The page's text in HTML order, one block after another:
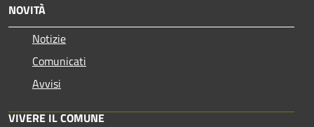
NOVITÀ
Notizie
Comunicati
Avvisi
VIVERE IL COMUNE